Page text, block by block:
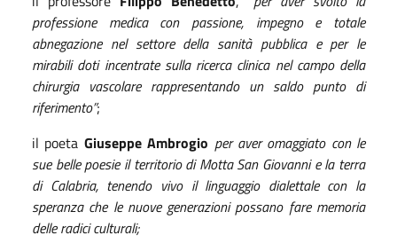
professione medica con passione, impegno e totale
abnegazione nel settore della sanità pubblica e per le
mirabili doti incentrate sulla ricerca clinica nel campo della
chirurgia vascolare rappresentando un saldo punto di
riferimento”;
il poeta Giuseppe Ambrogio per aver omaggiato con le
sue belle poesie il territorio di Motta San Giovanni e la terra
di Calabria, tenendo vivo il linguaggio dialettale con la
speranza che le nuove generazioni possano fare memoria
delle radici culturali;